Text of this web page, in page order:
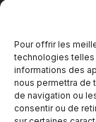
Pour offrir les
technologies
informations des
nous permettra de
de navigation ou
consentir ou de
à la